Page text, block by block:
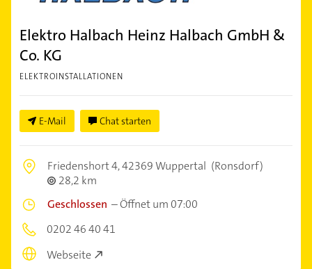
Elektro Halbach Heinz Halbach GmbH &
Co. KG
ELEKTROINSTALLATIONEN
E-Mail Chat starten
Friedenshort 4,42369 Wuppertal (Ronsdorf)
28,2 km
Geschlossen –Öffnet um 07:00
0202 46 40 41
Webseite